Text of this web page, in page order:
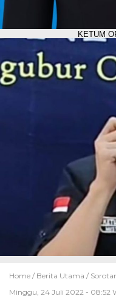
KETUM
Home / Berita Utama /
Minggu, 24 Juli 2022 - 08:52